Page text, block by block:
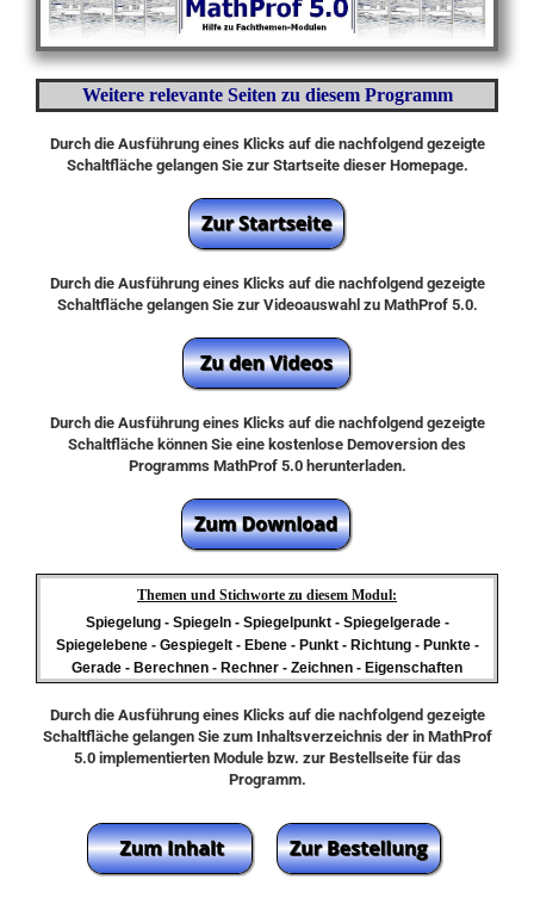
Weitere relevante Seiten zu diesem Programm
Durch die Ausführung eines Klicks auf die nachfolgend gezeigte
Schaltfläche gelangen Sie zur Startseite dieser Homepage.
Durch die Ausführung eines Klicks auf die nachfolgend gezeigte
Schaltfläche gelangen Sie zur Videoauswahl zu MathProf 5.0.
Durch die Ausführung eines Klicks auf die nachfolgend gezeigte
Schaltfläche können Sie eine kostenlose Demoversion des
Programms MathProf 5.0 herunterladen.
Themen und Stichworte zu diesem Modul:
Spiegelung - Spiegeln - Spiegelpunkt - Spiegelgerade -
Spiegelebene - Gespiegelt - Ebene - Punkt - Richtung - Punkte -
Gerade - Berechnen - Rechner - Zeichnen - Eigenschaften
Durch die Ausführung eines Klicks auf die nachfolgend gezeigte
Schaltfläche gelangen Sie zum Inhaltsverzeichnis der in MathProf
5.0 implementierten Module bzw. zur Bestellseite für das
Programm.